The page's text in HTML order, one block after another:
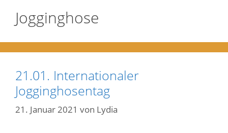
Jogginghose
21.01. Internationaler
Jogginghosentag
21. Januar 2021 von Lydia